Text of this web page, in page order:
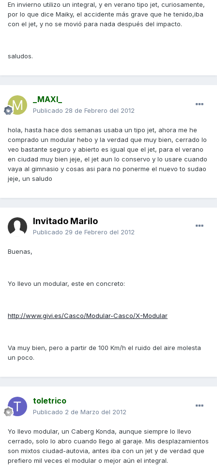
En invierno utilizo un integral, y en verano tipo jet, curiosamente,
por lo que dice Maiky, el accidente más grave que he tenido,iba
con el jet, y no se movió para nada después del impacto.
saludos.
_MAXI_
Publicado 28 de Febrero del 2012
hola, hasta hace dos semanas usaba un tipo jet, ahora me he
comprado un modular hebo y la verdad que muy bien, cerrado lo
veo bastante seguro y abierto es igual que el jet, para el verano
en ciudad muy bien jeje, el jet aun lo conservo y lo usare cuando
vaya al gimnasio y cosas asi para no ponerme el nuevo to sudao
jeje, un saludo
Invitado Marilo
Publicado 29 de Febrero del 2012
Buenas,
Yo llevo un modular, este en concreto:
http://www.givi.es/Casco/Modular-Casco/X-Modular
Va muy bien, pero a partir de 100 Km/h el ruido del aire molesta
un poco.
toletrico
Publicado 2 de Marzo del 2012
Yo llevo modular, un Caberg Konda, aunque siempre lo llevo
cerrado, solo lo abro cuando llego al garaje. Mis desplazamientos
son mixtos ciudad-autovia, antes iba con un jet y de verdad que
prefiero mil veces el modular o mejor aún el integral.